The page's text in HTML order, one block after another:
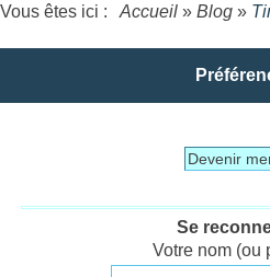
Vous êtes ici : Accueil » Blog »
Devenir
Se
Votre nom (ou